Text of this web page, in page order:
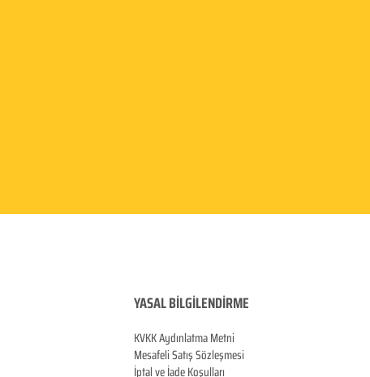
YASAL BİLGİLENDİRME
KVKK AydınlatmaMetni
Mesafeli Satış Sözleşmesi
İptal ve İade Koşulları